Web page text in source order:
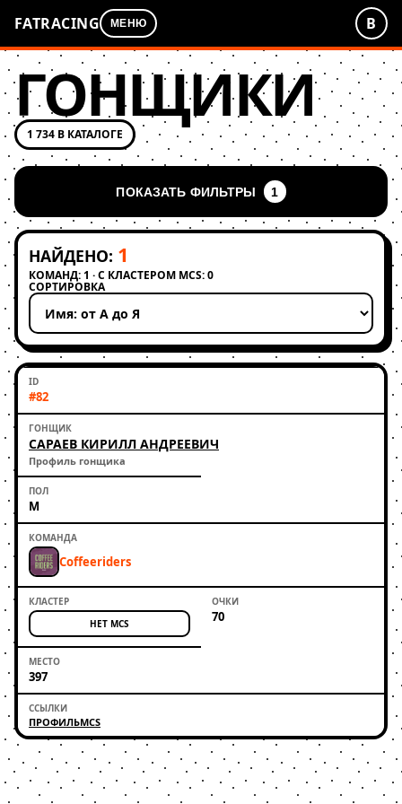
FATRACING МЕНЮ В
ГОНЩИКИ
1 734 В КАТАЛОГЕ
ПОКАЗАТЬ ФИЛЬТРЫ 1
НАЙДЕНО: 1
КОМАНД: 1 · С КЛАСТЕРОМ MCS: 0
СОРТИРОВКА
Применить сортировку
#82
САРАЕВ КИРИЛЛ АНДРЕЕВИЧ
Профиль гонщика
М
Coffeeriders
НЕТ MCS 70
397
ПРОФИЛЬMCS